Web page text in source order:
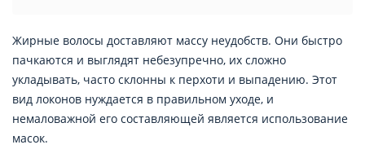
Жирные волосы доставляют массу неудобств. Они быстро
пачкаются и выглядят небезупречно, их сложно
укладывать, часто склонны к перхоти и выпадению. Этот
вид локонов нуждается в правильном уходе, и
немаловажной его составляющей является использование
масок.